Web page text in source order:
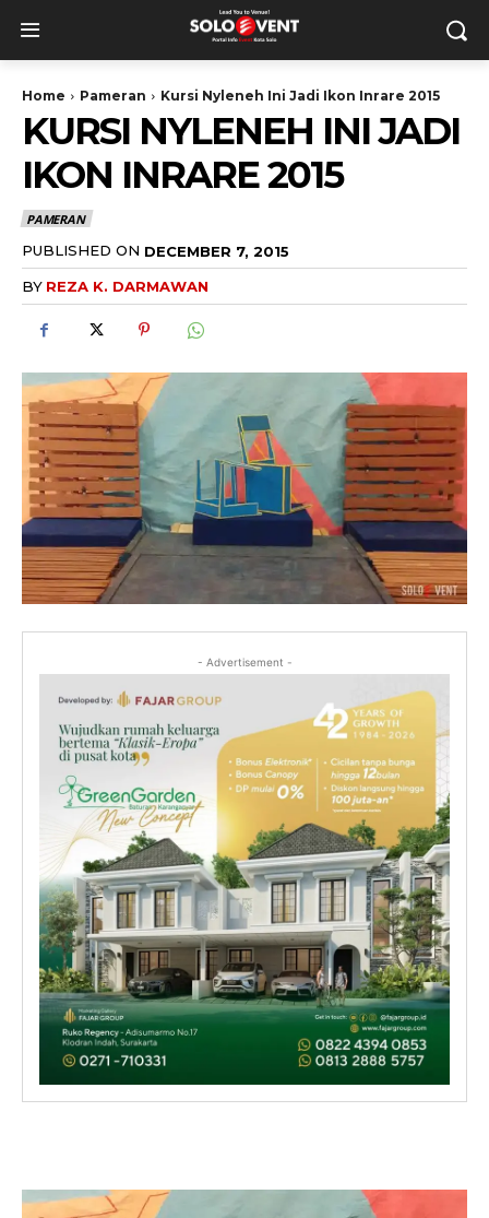
Home Pameran Kursi Nyleneh Ini Jadi Ikon Inrare 2015
KURSI NYLENEH INI JADI
IKON INRARE 2015
PAMERAN
PUBLISHED ON DECEMBER 7, 2015
BY REZA K. DARMAWAN
- Advertisement -